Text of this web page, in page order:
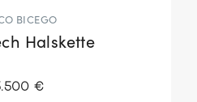
BICEGO
Halskette
€